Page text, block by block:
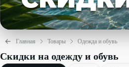
Главная Товары Одежда и обувь
Скидки на одежду и обувь